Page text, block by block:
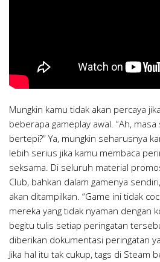
Mungkin kamu tidak akan percaya
beberapa gameplay awal. “Ah,
bertepi?” Ya, mungkin seharusnya
lebih serius jika kamu membaca
seksama. Di seluruh material
Club, bahkan dalam gamenya
akan ditampilkan. “Game ini tidak
mereka yang tidak nyaman dengan
begitu tulis setiap peringatan
diberikan dokumentasi peringatan
Jika hal itu tak cukup, tags di Steam